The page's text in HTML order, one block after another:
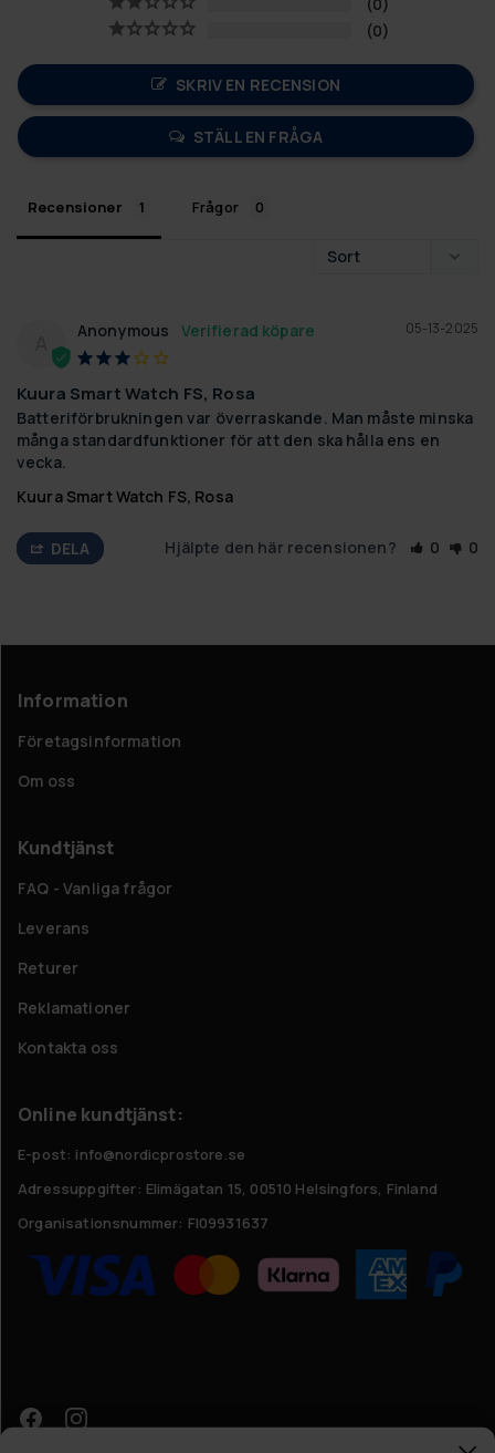
0
SKRIV EN RECENSION
STÄLL EN FRÅGA
Recensioner Frågor
05-13-2025
Anonymous
Kuura Smart Watch FS, Rosa
Batteriförbrukningen var överraskande. Man måste minska
många standardfunktioner för att den ska hålla ens en
vecka.
Kuura Smart Watch FS, Rosa
DELA Hjälpte den här recensionen? 0 0
Information
Företagsinformation
Om oss
Kundtjänst
FAQ - Vanliga frågor
Leverans
Returer
Reklamationer
Kontakta oss
Online kundtjänst:
E-post: info@nordicprostore.se
Adressuppgifter: Elimägatan 15, 00510 Helsingfors, Finland
Organisationsnummer: FI09931637